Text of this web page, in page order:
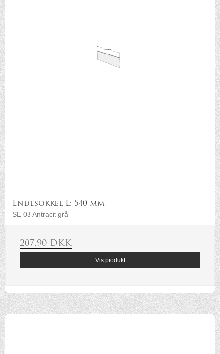
Endesokkel L: 540 mm
SE 03 Antracit grå
207,90 DKK
Vis produkt